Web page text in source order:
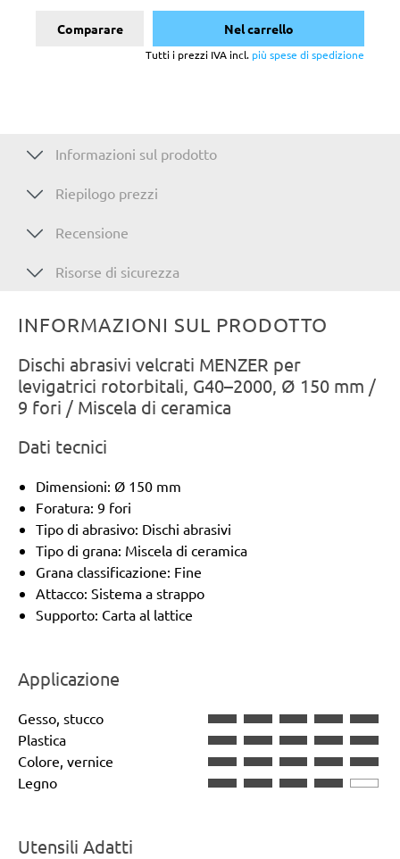
Comparare Nel carrello
Tutti i prezzi IVA incl. più spese di spedizione
Informazioni sul prodotto
Riepilogo prezzi
Recensione
Risorse di sicurezza
INFORMAZIONI SUL PRODOTTO
Dischi abrasivi velcrati MENZER per
levigatrici rotorbitali, G40–2000, Ø 150 mm /
9 fori / Miscela di ceramica
Dati tecnici
Dimensioni: Ø 150 mm
Foratura: 9 fori
Tipo di abrasivo: Dischi abrasivi
Tipo di grana: Miscela di ceramica
Grana classificazione: Fine
Attacco: Sistema a strappo
Supporto: Carta al lattice
Applicazione
Gesso, stucco
Plastica
Colore, vernice
Legno
Utensili Adatti